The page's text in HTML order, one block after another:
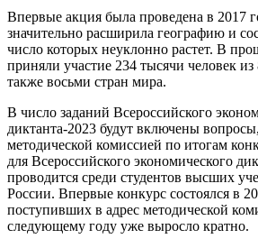
Впервые акция была проведена в 2017
значительно расширила географию и
число которых неуклонно растет. В
приняли участие 234 тысячи человек
также восьми стран мира.
В число заданий Всероссийского
диктанта-2023 будут включены
методической комиссией по итогам
для Всероссийского экономического
проводится среди студентов высших
России. Впервые конкурс состоялся в
поступивших в адрес методической
следующему году уже выросло кратно.